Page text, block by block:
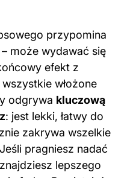
przypomina
może wydawać się
efekt z
włożone
odgrywa kluczową
: jest lekki, łatwy do
zakrywa wszelkie
pragniesz nadać
lepszego